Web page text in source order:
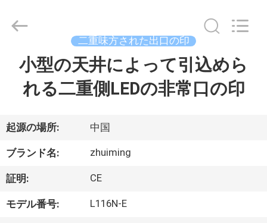
ロ
ダ
ク
ト
Hangzhou
Reserved.
二重味方された出口の印
小型の天井によって引込めら
れる二重側LEDの非常口の印
起源の場所: 中国
ブランド名: zhuiming
証明: CE
モデル番号: L116N-E